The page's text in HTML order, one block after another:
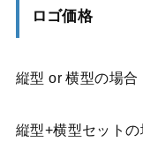
ロゴ価格
縦型 or 横型の場合
縦型+横型セットの